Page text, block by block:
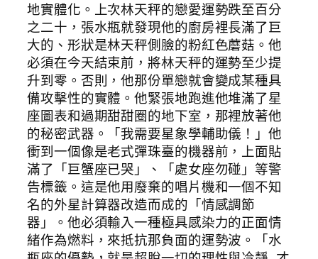
地實體化。上次林天秤的戀愛運勢跌至百分
之二十，張水瓶就發現他的廚房裡長滿了巨
大的、形狀是林天秤側臉的粉紅色蘑菇。他
必須在今天結束前，將林天秤的運勢至少提
升到零。否則，他那份單戀就會變成某種具
備攻擊性的實體。他緊張地跑進他堆滿了星
座圖表和過期甜甜圈的地下室，那裡放著他
的秘密武器。「我需要星象學輔助儀！」他
衝到一個像是老式彈珠臺的機器前，上面貼
滿了「巨蟹座已哭」、「處女座勿碰」等警
告標籤。這是他用廢棄的唱片機和一個不知
名的外星計算器改造而成的「情感調節
器」。他必須輸入一種極具感染力的正面情
緒作為燃料，來抵抗那負面的運勢波。「水